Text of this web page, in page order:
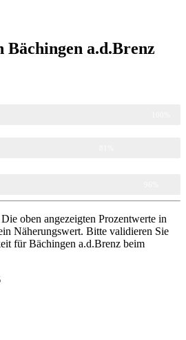
a.d.Brenz
Die oben angezeigten Prozentwerte in
Näherungswert. Bitte validieren Sie
für Bächingen a.d.Brenz beim